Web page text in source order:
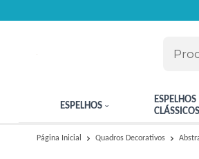
ESPELHOS
ESPELHOS
CLÁSSICOS
Página Inicial Quadros Decorativos